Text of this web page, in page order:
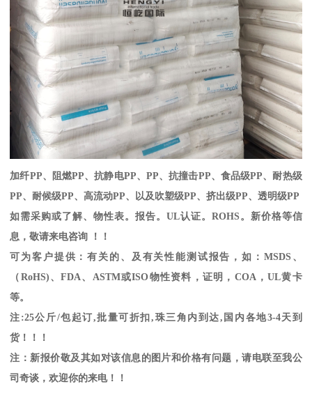
加纤PP、阻燃PP、抗静电PP、 PP、抗撞击PP、食品级PP、耐热级
PP、耐候级PP、高流动PP、以及吹塑级PP、挤出级PP、透明级PP
如需采购或了解、物性表。报告。 UL认证。 ROHS 。新价格等信
息，敬请来电咨询 ！！
可为客户提供：有关的、及有关性能测试报告，如： MSDS 、
（ RoHS) 、FDA、 ASTM或ISO物性资料，证明， COA，UL黄卡
等。
注 :25公斤/包起订,批量可折扣, 珠三角内到达, 国内各地3-4天到
货！！！
注：新报价敬及其如对该信息的图片和价格有问题，请电联至我公
司奇谈，欢迎你的来电！！